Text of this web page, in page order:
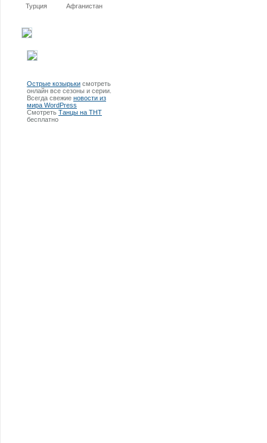
Турция Афганистан
Острые козырьки смотреть
онлайн все сезоны и серии.
Всегда свежие новости из
мира WordPress
Смотреть Танцы на ТНТ
бесплатно